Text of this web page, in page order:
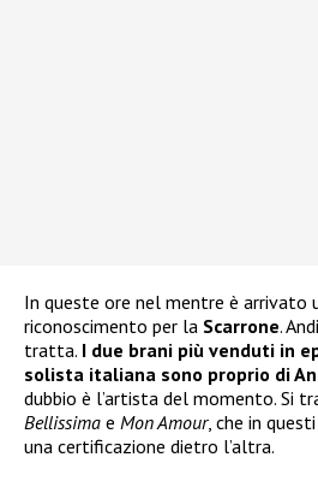
In queste ore nel mentre è arrivato
riconoscimento per la Scarrone.
tratta. I due brani più venduti in
solista italiana sono proprio di
dubbio è l’artista del momento. Si
Bellissima e Mon Amour, che in
una certificazione dietro l’altra.